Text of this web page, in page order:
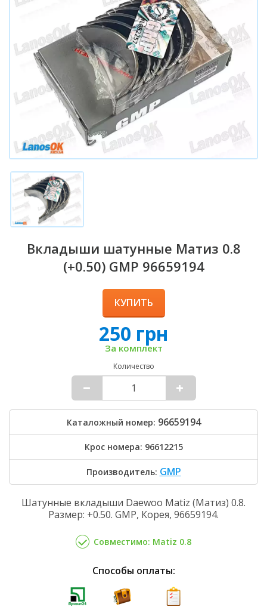
Вкладыши шатунные Матиз 0.8
(+0.50) GMP 96659194
КУПИТЬ
250 грн
За комплект
Количество
Каталожный номер: 96659194
Крос номера: 96612215
Производитель: GMP
Шатунные вкладыши Daewoo Matiz (Матиз) 0.8.
Размер: +0.50. GMP, Корея, 96659194.
Совместимо: Matiz 0.8
Способы оплаты: